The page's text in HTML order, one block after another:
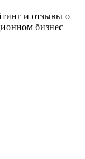
и отзывы о
бизнес